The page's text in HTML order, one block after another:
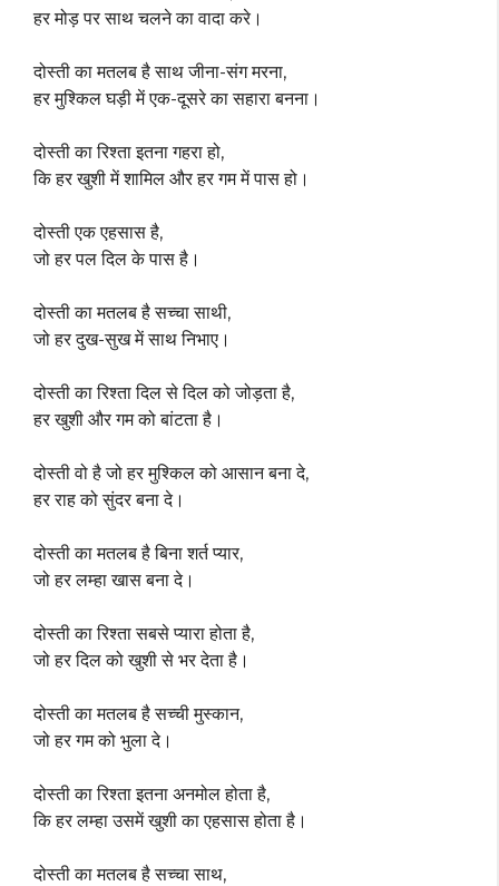
हर मोड़ पर साथ चलने का वादा करे।
दोस्ती का मतलब है साथ जीना-संग मरना,
हर मुश्किल घड़ी में एक-दूसरे का सहारा बनना।
दोस्ती का रिश्ता इतना गहरा हो,
कि हर खुशी में शामिल और हर गम में पास हो।
दोस्ती एक एहसास है,
जो हर पल दिल के पास है।
दोस्ती का मतलब है सच्चा साथी,
जो हर दुख-सुख में साथ निभाए।
दोस्ती का रिश्ता दिल से दिल को जोड़ता है,
हर खुशी और गम को बांटता है।
दोस्ती वो है जो हर मुश्किल को आसान बना दे,
हर राह को सुंदर बना दे।
दोस्ती का मतलब है बिना शर्त प्यार,
जो हर लम्हा खास बना दे।
दोस्ती का रिश्ता सबसे प्यारा होता है,
जो हर दिल को खुशी से भर देता है।
दोस्ती का मतलब है सच्ची मुस्कान,
जो हर गम को भुला दे।
दोस्ती का रिश्ता इतना अनमोल होता है,
कि हर लम्हा उसमें खुशी का एहसास होता है।
दोस्ती का मतलब है सच्चा साथ,